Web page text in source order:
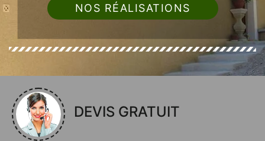
NOS RÉALISATIONS
DEVIS GRATUIT